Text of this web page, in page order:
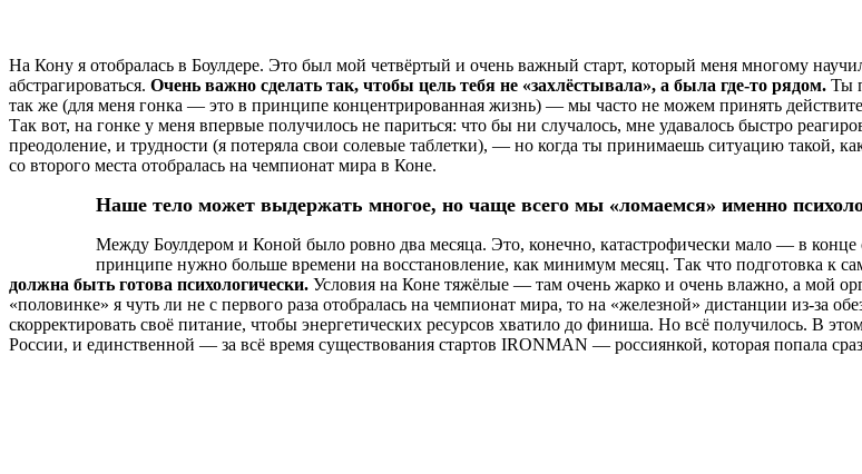
На Кону я отобралась в Боулдере. Это был мой четвёртый и очень важный старт, который меня многому
абстрагироваться. Очень важно сделать так, чтобы цель тебя не «захлёстывала», а была где-то рядом. Ты
так же (для меня гонка — это в принципе концентрированная жизнь) — мы часто не можем принять
Так вот, на гонке у меня впервые получилось не париться: что бы ни случалось, мне удавалось быстро
преодоление, и трудности (я потеряла свои солевые таблетки), — но когда ты принимаешь ситуацию такой,
со второго места отобралась на чемпионат мира в Коне.
Наше тело может выдержать многое, но чаще всего мы «ломаемся» именно
Между Боулдером и Коной было ровно два месяца. Это, конечно, катастрофически мало — в конце
принципе нужно больше времени на восстановление, как минимум месяц. Так что подготовка к
должна быть готова психологически. Условия на Коне тяжёлые — там очень жарко и очень влажно, а мой
«половинке» я чуть ли не с первого раза отобралась на чемпионат мира, то на «железной» дистанции из-за
скорректировать своё питание, чтобы энергетических ресурсов хватило до финиша. Но всё получилось. В
России, и единственной — за всё время существования стартов IRONMAN — россиянкой, которая попала